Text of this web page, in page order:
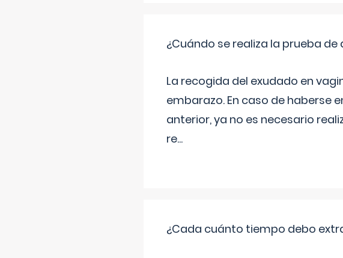
¿Cuándo se realiza la prueba de
La recogida del exudado en
embarazo. En caso de haberse
anterior, ya no es necesario
re...
¿Cada cuánto tiempo debo